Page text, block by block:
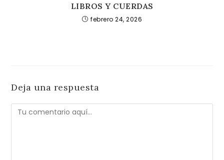
LIBROS Y CUERDAS
febrero 24, 2026
Deja una respuesta
Comentario